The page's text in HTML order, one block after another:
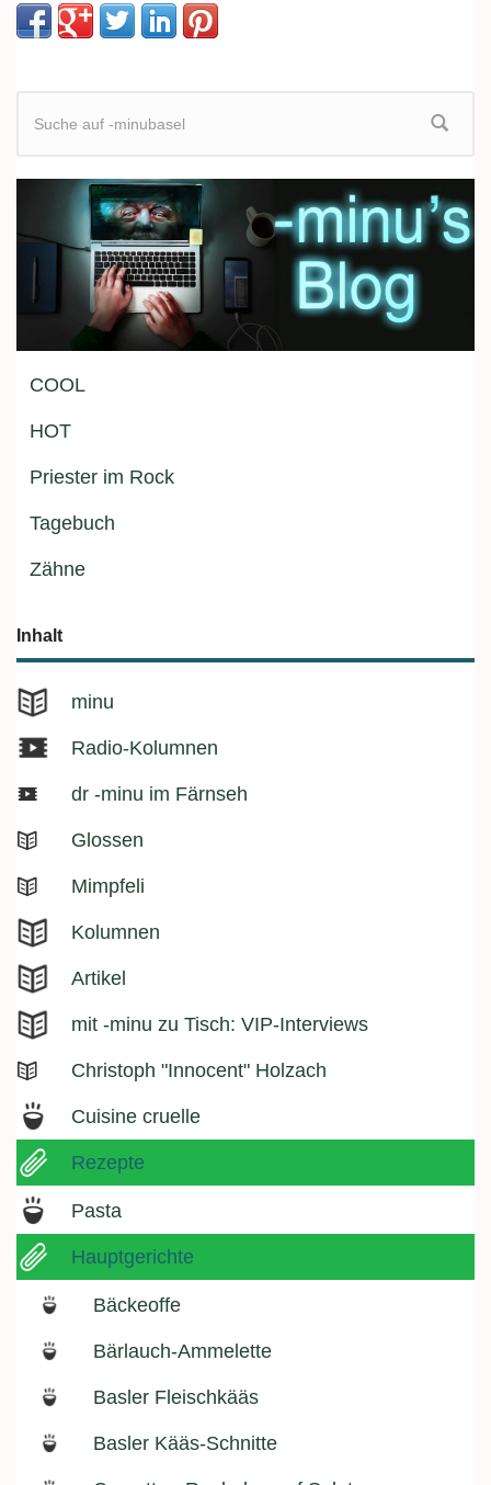
Suchformular
COOL
HOT
Priester im Rock
Tagebuch
Zähne
Inhalt
minu
Radio-Kolumnen
dr -minu im Färnseh
Glossen
Mimpfeli
Kolumnen
Artikel
mit -minu zu Tisch: VIP-Interviews
Christoph "Innocent" Holzach
Cuisine cruelle
Rezepte
Pasta
Hauptgerichte
Bäckeoffe
Bärlauch-Ammelette
Basler Fleischkääs
Basler Kääs-Schnitte